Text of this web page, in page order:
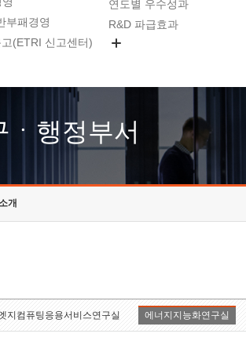
부패경영
(ETRI 신고센터)
리
현황
연도별 우수성과
R&D 파급효과
ㆍ행정부서
개
지컴퓨팅응용서비스연구실 에너지지능화연구실